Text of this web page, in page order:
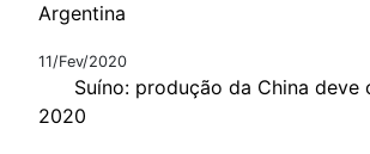
Argentina
11/Fev/2020
Suíno: produção da China deve
2020